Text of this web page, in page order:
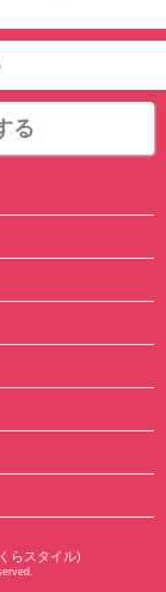
る
らスタイル)